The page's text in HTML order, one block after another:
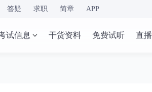
答疑 求职 简章 APP
试信息 干货资料 免费试听 直播